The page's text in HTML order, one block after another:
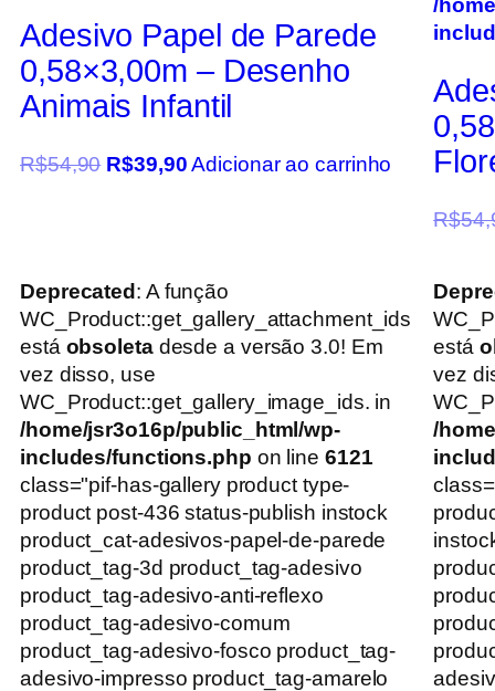
Adesivo Papel de Parede
0,58×3,00m – Desenho
Animais Infantil
R$54,90 R$39,90 Adicionar ao carrinho
/
R$
Deprecated: A função
WC_Product::get_gallery_attachment_ids
está obsoletadesde a versão 3.0! Em
vez disso, use
WC_Product::get_gallery_image_ids. in
/home/jsr3o16p/public_html/wp-
includes/functions.php on line 6121
class="pif-has-gallery product type-
product post-436 status-publish instock
product_cat-adesivos-papel-de-parede
product_tag-3d product_tag-adesivo
product_tag-adesivo-anti-reflexo
product_tag-adesivo-comum
product_tag-adesivo-fosco product_tag-
adesivo-impresso product_tag-amarelo
está
vez
/